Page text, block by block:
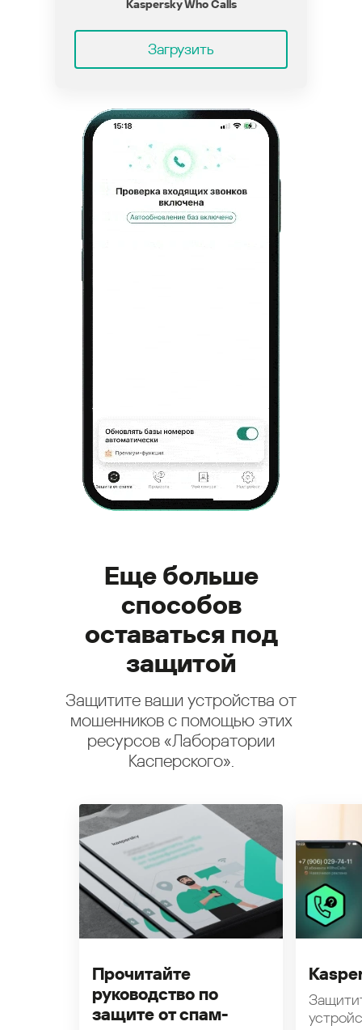
Kaspersky Who Calls
Загрузить
Еще больше
способов
оставаться под
защитой
Защитите ваши устройства от
мошенников с помощью этих
ресурсов «Лаборатории
Касперского».
Прочитайте
руководство по
защите от спам-